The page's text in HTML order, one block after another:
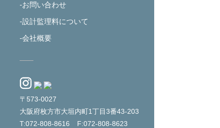
-お問い合わせ
-設計監理料について
-会社概要
〒573-0027
大阪府枚方市大垣内町1丁目3番43-203
T:072-808-8616
F:072-808-8623